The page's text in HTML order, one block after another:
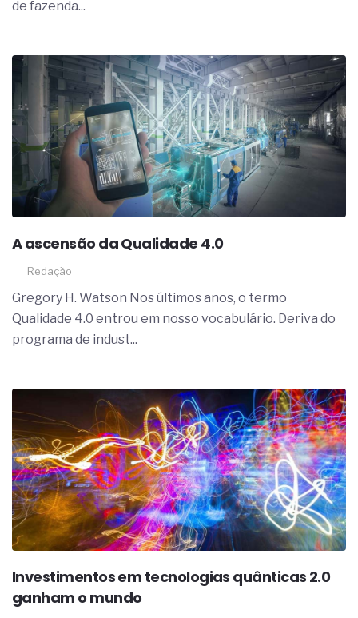
de fazenda...
A ascensão da Qualidade 4.0
Redação
Gregory H. Watson Nos últimos anos, o termo
Qualidade 4.0 entrou em nosso vocabulário. Deriva do
programa de indust...
Investimentos em tecnologias quânticas 2.0
ganham o mundo